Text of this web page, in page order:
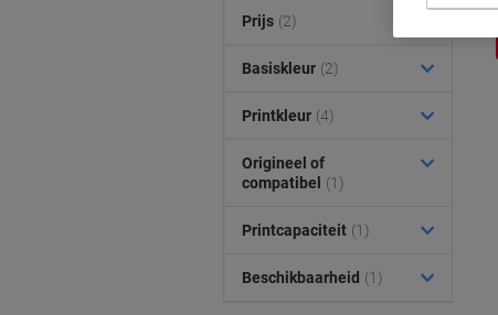
Prijs (2)
Basiskleur (2)
Printkleur (4)
Origineel of
compatibel
(1)
Printcapaciteit (1)
Beschikbaarheid (1)